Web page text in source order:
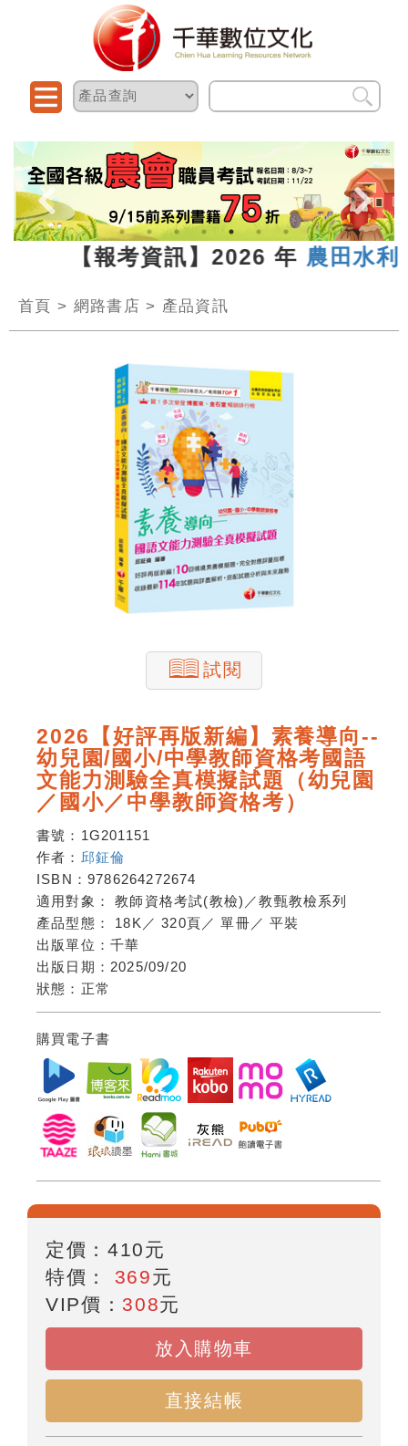
報考資訊】2026 年農田水利新
首頁 > 網路書店 > 產品資訊
試閱
2026【好評再版新編】素養導向--
幼兒園/國小/中學教師資格考國語
文能力測驗全真模擬試題（幼兒園
／國小／中學教師資格考）
書號： 1G201151
作者： 邱鉦倫
ISBN： 9786264272674
適用對象：教師資格考試(教檢)／教甄教檢系列
產品型態： 18K ／320頁 ／單冊 ／平裝
出版單位： 千華
出版日期： 2025/09/20
狀態： 正常
購買電子書
定價：410元
特價： 369元
VIP價： 308元
放入購物車
直接結帳